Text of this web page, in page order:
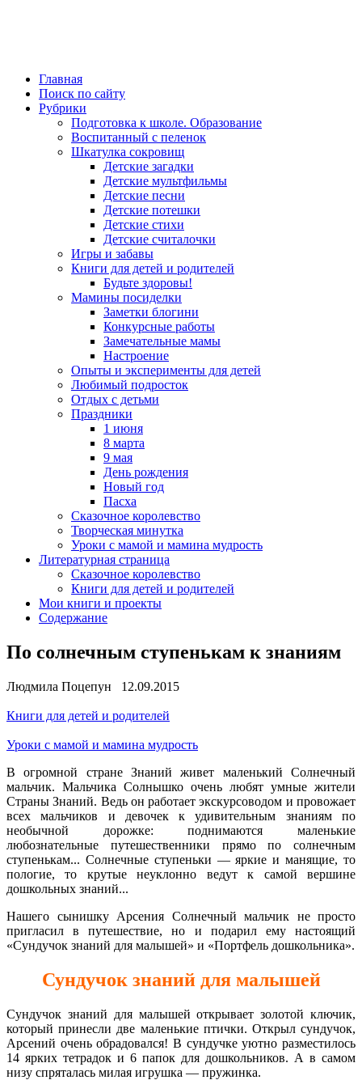
Главная
Поиск по сайту
Рубрики
Подготовка к школе. Образование
Воспитанный с пеленок
Шкатулка сокровищ
Детские загадки
Детские мультфильмы
Детские песни
Детские потешки
Детские стихи
Детские считалочки
Игры и забавы
Книги для детей и родителей
Будьте здоровы!
Мамины посиделки
Заметки блогини
Конкурсные работы
Замечательные мамы
Настроение
Опыты и эксперименты для детей
Любимый подросток
Отдых с детьми
Праздники
1 июня
8 марта
9 мая
День рождения
Новый год
Пасха
Сказочное королевство
Творческая минутка
Уроки с мамой и мамина мудрость
Литературная страница
Сказочное королевство
Книги для детей и родителей
Мои книги и проекты
Содержание
По солнечным ступенькам к знаниям
Людмила Поцепун 12.09.2015
Книги для детей и родителей
Уроки с мамой и мамина мудрость
В огромной стране Знаний живет маленький Солнечный
мальчик. Мальчика Солнышко очень любят умные жители
Страны Знаний. Ведь он работает экскурсоводом и провожает
всех мальчиков и девочек к удивительным знаниям по
необычной дорожке: поднимаются маленькие
любознательные путешественники прямо по солнечным
ступенькам... Солнечные ступеньки — яркие и манящие, то
пологие, то крутые неуклонно ведут к самой вершине
дошкольных знаний...
Нашего сынишку Арсения Солнечный мальчик не просто
пригласил в путешествие, но и подарил ему настоящий
«Сундучок знаний для малышей» и «Портфель дошкольника».
Сундучок знаний для малышей
Сундучок знаний для малышей открывает золотой ключик,
который принесли две маленькие птички. Открыл сундучок,
Арсений очень обрадовался! В сундучке уютно разместилось
14 ярких тетрадок и 6 папок для дошкольников. А в самом
низу спряталась милая игрушка — пружинка.